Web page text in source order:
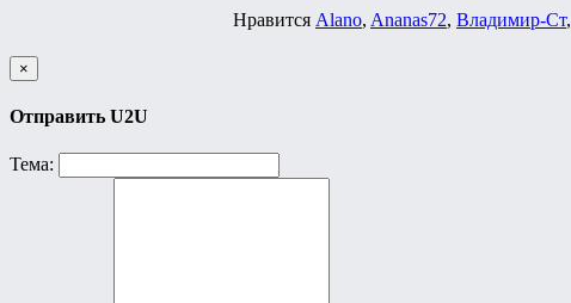
Нравится Alano, Ananas72, Владимир-Ст,
×
Отправить U2U
Тема: